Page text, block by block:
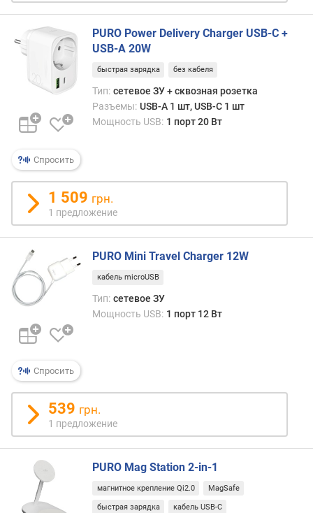
н
я
з
р
я
д
к
а
р
а
з
е
о
в
S
A
(
ш
т
)
р
Спросить
PURO Power Delivery Charger USB-C +
USB-A 20W
быстрая зарядка без кабеля
Тип: сетевое ЗУ + сквозная розетка
Разъемы: USB-A 1 шт, USB-C 1 шт
Мощность USB: 1 порт 20 Вт
1 509 грн.
1 предложение
Спросить
PURO Mini Travel Charger 12W
кабель microUSB
Тип: сетевое ЗУ
Мощность USB: 1 порт 12 Вт
539 грн.
1 предложение
PURO Mag Station 2-in-1
магнитное крепление Qi2.0 MagSafe
быстрая зарядка кабель USB-C